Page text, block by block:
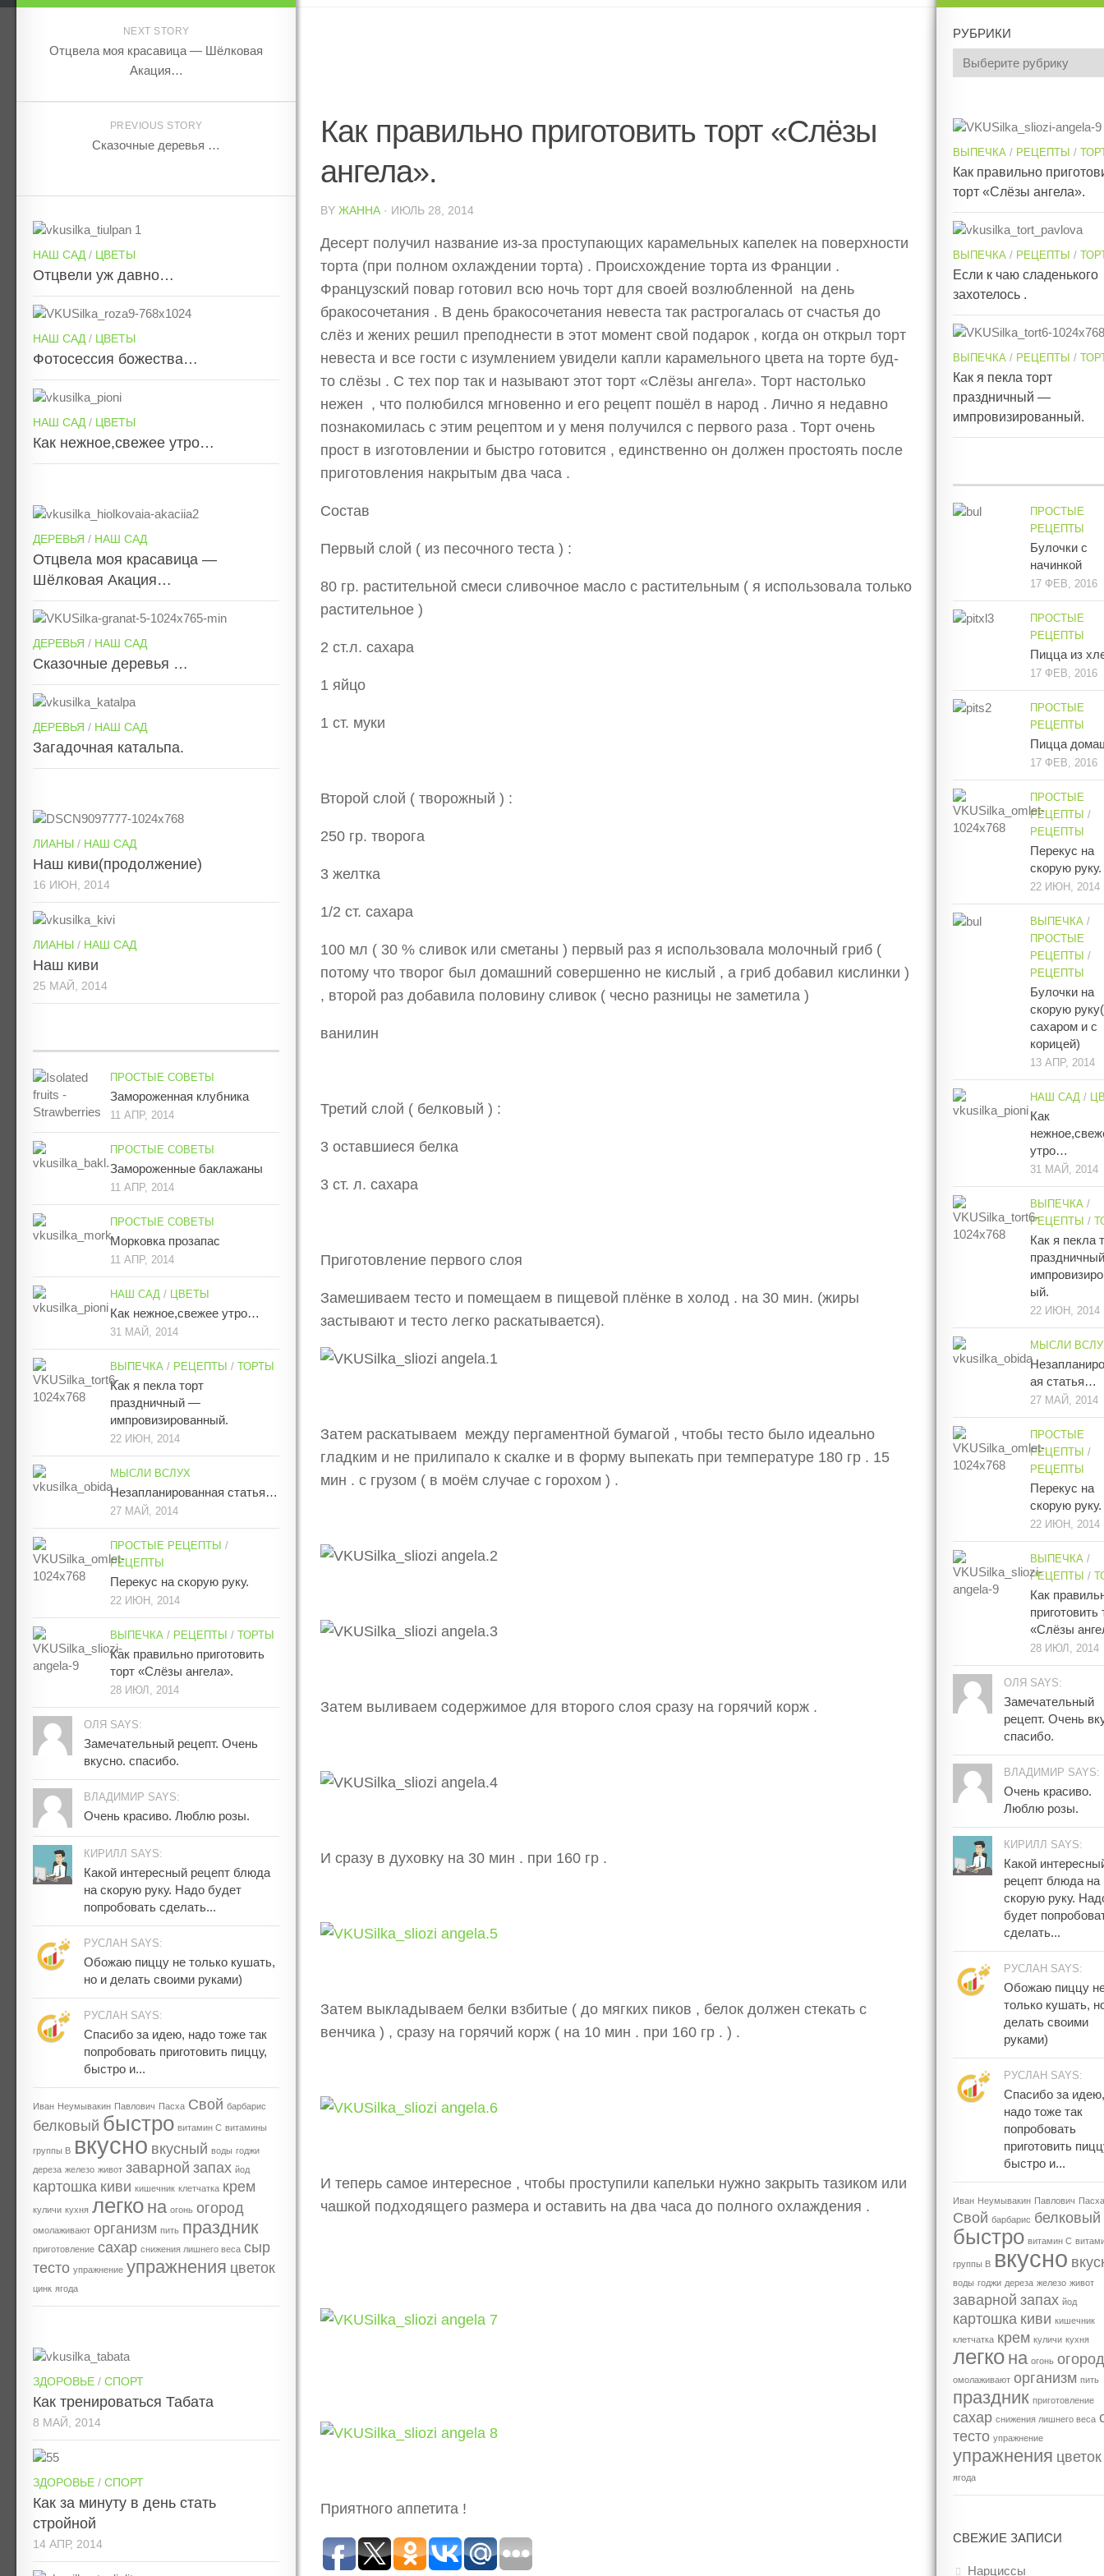
Как правильно приготовить торт «Слёзы
ангела».
BY ЖАННА · ИЮЛЬ 28, 2014
Десерт получил название из-за проступающих карамельных капелек на поверхности
торта (при полном охлаждении торта) . Происхождение торта из Франции .
Французский повар готовил всю ночь торт для своей возлюбленной на день
бракосочетания . В день бракосочетания невеста так растрогалась от счастья до
слёз и жених решил преподнести в этот момент свой подарок , когда он открыл торт
невеста и все гости с изумлением увидели капли карамельного цвета на торте буд-
то слёзы . С тех пор так и называют этот торт «Слёзы ангела». Торт настолько
нежен , что полюбился мгновенно и его рецепт пошёл в народ . Лично я недавно
познакомилась с этим рецептом и у меня получился с первого раза . Торт очень
прост в изготовлении и быстро готовится , единственно он должен простоять после
приготовления накрытым два часа .
Состав
Первый слой ( из песочного теста ) :
80 гр. растительной смеси сливочное масло с растительным ( я использовала только
растительное )
2 ст.л. сахара
1 яйцо
1 ст. муки
Второй слой ( творожный ) :
250 гр. творога
3 желтка
1/2 ст. сахара
100 мл ( 30 % сливок или сметаны ) первый раз я использовала молочный гриб (
потому что творог был домашний совершенно не кислый , а гриб добавил кислинки )
, второй раз добавила половину сливок ( чесно разницы не заметила )
ванилин
Третий слой ( белковый ) :
3 оставшиеся белка
3 ст. л. сахара
Приготовление первого слоя
Замешиваем тесто и помещаем в пищевой плёнке в холод . на 30 мин. (жиры
застывают и тесто легко раскатывается).
Затем раскатываем между пергаментной бумагой , чтобы тесто было идеально
гладким и не прилипало к скалке и в форму выпекать при температуре 180 гр . 15
мин . с грузом ( в моём случае с горохом ) .
Затем выливаем содержимое для второго слоя сразу на горячий корж .
И сразу в духовку на 30 мин . при 160 гр .
Затем выкладываем белки взбитые ( до мягких пиков , белок должен стекать с
венчика ) , сразу на горячий корж ( на 10 мин . при 160 гр . ) .
И теперь самое интересное , чтобы проступили капельки нужно закрыть тазиком или
чашкой подходящего размера и оставить на два часа до полного охлаждения .
Приятного аппетита !
NEXT STORY
Отцвела моя красавица — Шёлковая
Акация…
PREVIOUS STORY
Сказочные деревья …
НАШ САД / ЦВЕТЫ
Отцвели уж давно…
НАШ САД / ЦВЕТЫ
Фотосессия божества…
НАШ САД / ЦВЕТЫ
Как нежное,свежее утро…
ДЕРЕВЬЯ / НАШ САД
Отцвела моя красавица —
Шёлковая Акация…
ДЕРЕВЬЯ / НАШ САД
Сказочные деревья …
ДЕРЕВЬЯ / НАШ САД
Загадочная катальпа.
ЛИАНЫ / НАШ САД
Наш киви(продолжение)
16 ИЮН, 2014
ЛИАНЫ / НАШ САД
Наш киви
25 МАЙ, 2014
ПРОСТЫЕ СОВЕТЫ
Замороженная клубника
11 АПР, 2014
ПРОСТЫЕ СОВЕТЫ
Замороженные баклажаны
11 АПР, 2014
ПРОСТЫЕ СОВЕТЫ
Морковка прозапас
11 АПР, 2014
НАШ САД / ЦВЕТЫ
Как нежное,свежее утро…
31 МАЙ, 2014
ВЫПЕЧКА / РЕЦЕПТЫ / ТОРТЫ
Как я пекла торт
праздничный —
импровизированный.
22 ИЮН, 2014
МЫСЛИ ВСЛУХ
Незапланированная статья…
27 МАЙ, 2014
ПРОСТЫЕ РЕЦЕПТЫ /
РЕЦЕПТЫ
Перекус на скорую руку.
22 ИЮН, 2014
ВЫПЕЧКА / РЕЦЕПТЫ / ТОРТЫ
Как правильно приготовить
торт «Слёзы ангела».
28 ИЮЛ, 2014
ОЛЯ SAYS:
Замечательный рецепт. Очень
вкусно. спасибо.
ВЛАДИМИР SAYS:
Очень красиво. Люблю розы.
КИРИЛЛ SAYS:
Какой интересный рецепт блюда
на скорую руку. Надо будет
попробовать сделать...
РУСЛАН SAYS:
Обожаю пиццу не только кушать,
но и делать своими руками)
РУСЛАН SAYS:
Спасибо за идею, надо тоже так
попробовать приготовить пиццу,
быстро и...
Иван Неумывакин Павлович Пасха Свой барбарис
белковый быстро витамин С витамины
группы В вкусно вкусный воды годжи
дереза железо живот заварной запах йод
картошка киви кишечник клетчатка крем
куличи кухня легко на огонь огород
омолаживают организм пить праздник
приготовление сахар снижения лишнего веса сыр
тесто упражнение упражнения цветок
цинк ягода
ЗДОРОВЬЕ / СПОРТ
Как тренироваться Табата
8 МАЙ, 2014
ЗДОРОВЬЕ / СПОРТ
Как за минуту в день стать
стройной
14 АПР, 2014
РУБРИКИ
ВЫПЕЧКА / РЕЦЕПТЫ /
Как правильно
торт «Слёзы ангела».
ВЫПЕЧКА / РЕЦЕПТЫ /
Если к чаю сладенького
захотелось .
ВЫПЕЧКА / РЕЦЕПТЫ /
Как я пекла торт
праздничный —
импровизированный.
ПРОСТЫЕ
РЕЦЕПТЫ
Булочки с
начинкой
17 ФЕВ, 2016
ПРОСТЫЕ
РЕЦЕПТЫ
Пицца из
17 ФЕВ, 2016
ПРОСТЫЕ
РЕЦЕПТЫ
Пицца
17 ФЕВ, 2016
ПРОСТЫЕ
РЕЦЕПТЫ /
РЕЦЕПТЫ
Перекус на
скорую руку.
22 ИЮН, 2014
ВЫПЕЧКА /
ПРОСТЫЕ
РЕЦЕПТЫ /
РЕЦЕПТЫ
Булочки на
скорую
сахаром и с
корицей)
13 АПР, 2014
НАШ САД /
Как
утро…
31 МАЙ, 2014
ВЫПЕЧКА /
РЕЦЕПТЫ /
Как я пекла
ый.
22 ИЮН, 2014
МЫСЛИ
ая статья…
27 МАЙ, 2014
ПРОСТЫЕ
РЕЦЕПТЫ /
РЕЦЕПТЫ
Перекус на
скорую руку.
22 ИЮН, 2014
ВЫПЕЧКА /
РЕЦЕПТЫ /
Как
приготовить
«Слёзы
28 ИЮЛ, 2014
ОЛЯ SAYS:
Замечательный
рецепт. Очень
спасибо.
ВЛАДИМИР SAYS:
Очень красиво.
Люблю розы.
КИРИЛЛ SAYS:
Какой
рецепт блюда на
скорую руку.
будет
сделать...
РУСЛАН SAYS:
Обожаю пиццу
только кушать,
делать своими
руками)
РУСЛАН SAYS:
Спасибо за идею,
надо тоже так
попробовать
приготовить
быстро и...
Иван Неумывакин Павлович Пасха
Свой барбарис белковый
быстро витамин С
группы В вкусно
воды годжи дереза железо живот
заварной запах йод
картошка киви кишечник
клетчатка крем куличи кухня
легко на огонь огород
омолаживают организм пить
праздник приготовление
сахар снижения лишнего веса
тесто упражнение
упражнения цветок
ягода
СВЕЖИЕ ЗАПИСИ
Нарциссы